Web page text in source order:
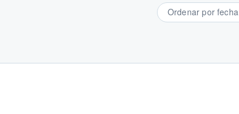
Ordenar por fecha